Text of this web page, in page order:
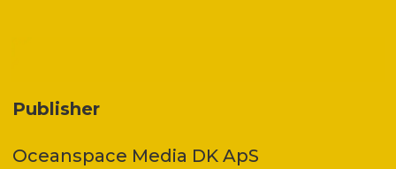
Publisher
Oceanspace Media DK ApS